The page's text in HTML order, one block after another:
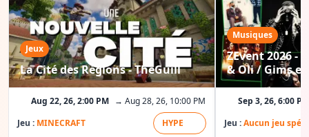
Jeux
La Cité des Régions - TheGuill
Aug 22, 26, 2:00 PM → Aug 28, 26, 10:00 PM
Jeu : MINECRAFT HYPE
Musiques
ZEvent 2026 -
& Oli / Gims
Sep 3, 26, 6:00 PM
Jeu :Aucun jeu